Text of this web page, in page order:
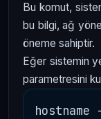
Bu komut,
bu bilgi, ağ
öneme sahiptir.
Eğer sistemin
parametresini